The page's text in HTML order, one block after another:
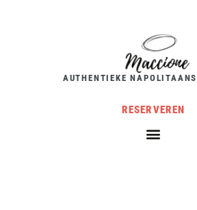
AUTHENTIEKE
RESERVEREN